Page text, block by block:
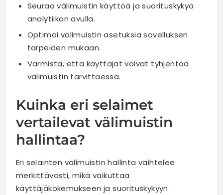
Seuraa välimuistin käyttöä ja suorituskykyä
analytiikan avulla.
Optimoi välimuistin asetuksia sovelluksen
tarpeiden mukaan.
Varmista, että käyttäjät voivat tyhjentää
välimuistin tarvittaessa.
Kuinka eri selaimet
vertailevat välimuistin
hallintaa?
Eri selainten välimuistin hallinta vaihtelee
merkittävästi, mikä vaikuttaa
käyttäjäkokemukseen ja suorituskykyyn.